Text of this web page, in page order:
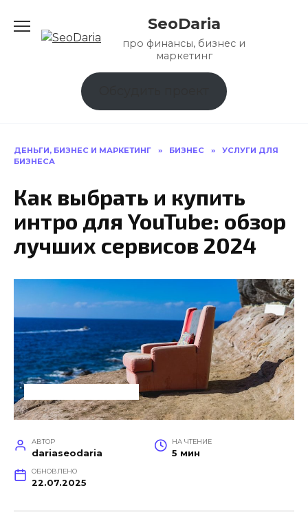
содержанию
SeoDaria
про финансы, бизнес и
маркетинг
ДЕНЬГИ, БИЗНЕС И МАРКЕТИНГ » БИЗНЕС »
УСЛУГИ ДЛЯ
БИЗНЕСА
Как выбрать и купить
интро для YouTube: обзор
лучших сервисов 2024
АВТОР
dariaseodaria
НА ЧТЕНИЕ
5 мин
ОБНОВЛЕНО
22.07.2025